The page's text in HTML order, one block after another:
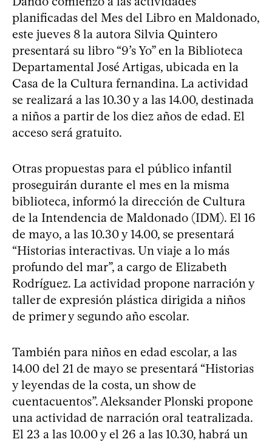
planificadas del Mes del Libro en Maldonado,
este jueves 8 la autora Silvia Quintero
presentará su libro “9’s Yo” en la Biblioteca
Departamental José Artigas, ubicada en la
Casa de la Cultura fernandina. La actividad
se realizará a las 10.30 y a las 14.00, destinada
a niños a partir de los diez años de edad. El
acceso será gratuito.
Otras propuestas para el público infantil
proseguirán durante el mes en la misma
biblioteca, informó la dirección de Cultura
de la Intendencia de Maldonado (IDM). El 16
de mayo, a las 10.30 y 14.00, se presentará
“Historias interactivas. Un viaje a lo más
profundo del mar”, a cargo de Elizabeth
Rodríguez. La actividad propone narración y
taller de expresión plástica dirigida a niños
de primer y segundo año escolar.
También para niños en edad escolar, a las
14.00 del 21 de mayo se presentará “Historias
y leyendas de la costa, un show de
cuentacuentos”. Aleksander Plonski propone
una actividad de narración oral teatralizada.
El 23 a las 10.00 y el 26 a las 10.30, habrá un